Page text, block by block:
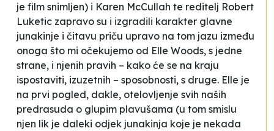
je film snimljen) i Karen McCullah te reditelj Robert
Luketic zapravo su i izgradili karakter glavne
junakinje i čitavu priču upravo na tom jazu između
onoga što mi očekujemo od Elle Woods, s jedne
strane, i njenih pravih – kako će se na kraju
ispostaviti, izuzetnih – sposobnosti, s druge. Elle je
na prvi pogled, dakle, otelovljenje svih naših
predrasuda o glupim plavušama (u tom smislu
njen lik je daleki odjek junakinja koje je nekada